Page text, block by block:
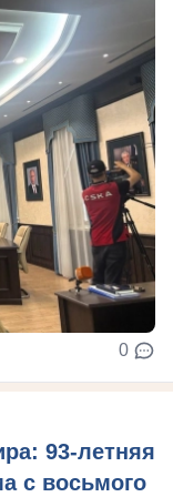
0
93-летняя
с восьмого